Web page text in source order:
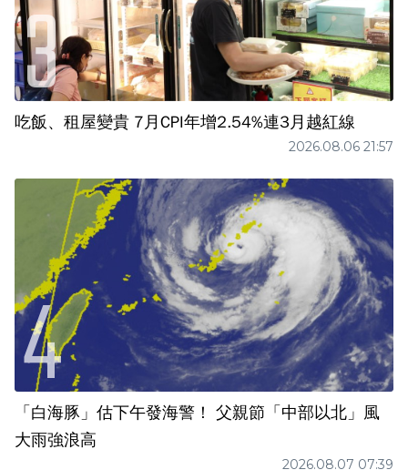
吃飯、租屋變貴 7月CPI年增2.54%連3月越紅線
2026.08.06 21:57
「白海豚」估下午發海警！ 父親節「中部以北」風
大雨強浪高
2026.08.07 07:39